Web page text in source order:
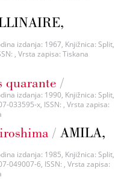
izdanja: 1967, Knjižnica: Split,
, Vrsta zapisa: Tiskana
quarante /
izdanja: 1990, Knjižnica: Split,
033595-x, ISSN: , Vrsta zapisa:
/ AMILA,
izdanja: 1985, Knjižnica: Split,
049007-6, ISSN: , Vrsta zapisa: